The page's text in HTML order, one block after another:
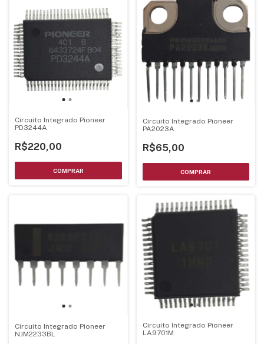
Circuito Integrado Pioneer
PD3244A
R$220,00
Circuito Integrado Pioneer
PA2023A
R$65,00
Circuito Integrado Pioneer
NJM2233BL
Circuito Integrado Pioneer
LA9701M